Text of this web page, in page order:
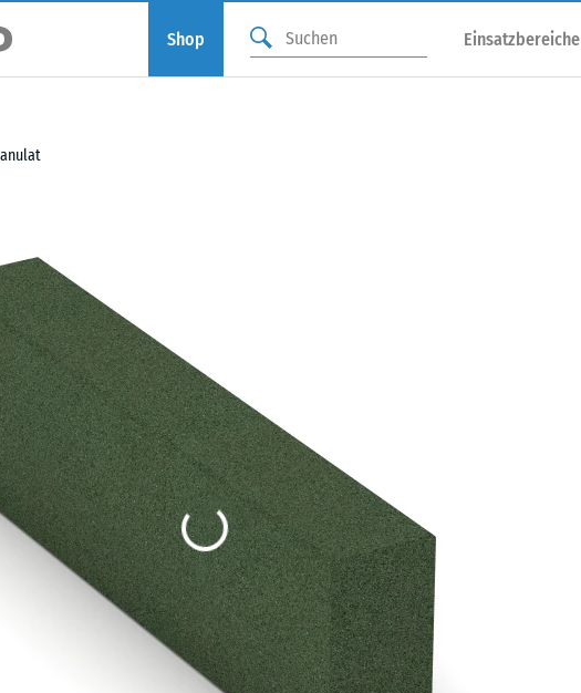
Shop Einsatzbereiche